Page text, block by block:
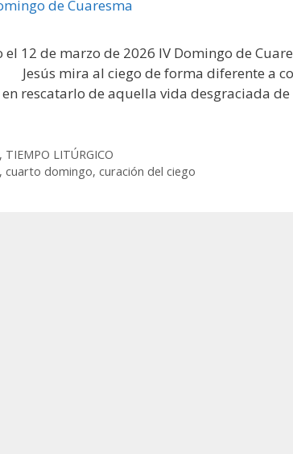
12 de marzo de 2026 IV Domingo de
Jesús mira al ciego de forma diferente a
rescatarlo de aquella vida desgraciada
, TIEMPO LITÚRGICO
,cuarto domingo,curación del ciego